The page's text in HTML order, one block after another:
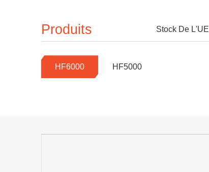
Produits Stock De L'UE
HF6000 HF5000